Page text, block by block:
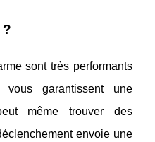
?
sont très performants
garantissent une
même trouver des
envoie une